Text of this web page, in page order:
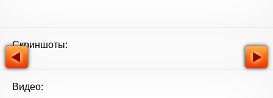
Скриншоты:
Видео: